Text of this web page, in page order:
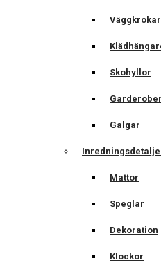
Skohyllor
Garderober
Galgar
Mattor
Speglar
Dekoration
Klockor